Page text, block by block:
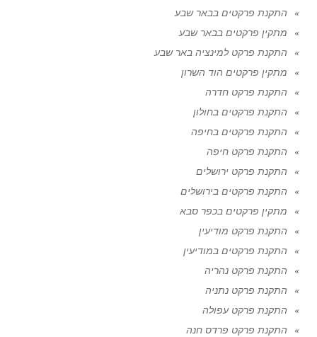
התקנת פרקטים בבאר שבע
מתקין פרקטים בבאר שבע
התקנת פרקט למינציה באר שבע
מתקין פרקטים הוד השרון
התקנת פרקט חדרה
התקנת פרקטים בחולון
התקנת פרקטים בחיפה
התקנת פרקט חיפה
התקנת פרקט ירושלים
התקנת פרקטים בירושלים
מתקין פרקטים בכפר סבא
התקנת פרקט מודיעין
התקנת פרקטים במודיעין
התקנת פרקט נהריה
התקנת פרקט נתניה
התקנת פרקט עפולה
התקנת פרקט פרדס חנה